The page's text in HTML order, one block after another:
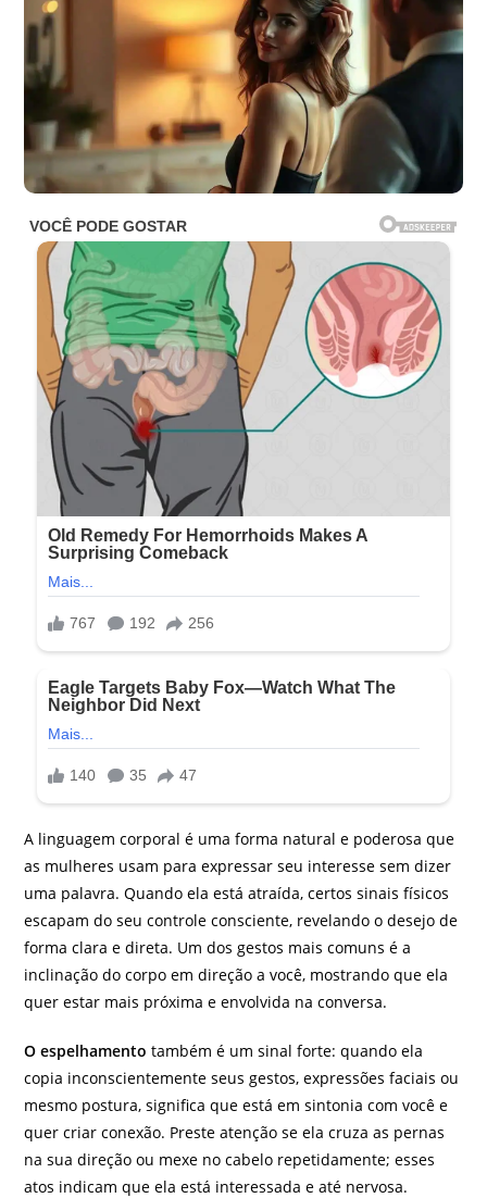
A linguagem corporal é uma forma natural e poderosa que
as mulheres usam para expressar seu interesse sem dizer
uma palavra. Quando ela está atraída, certos sinais físicos
escapam do seu controle consciente, revelando o desejo de
forma clara e direta. Um dos gestos mais comuns é a
inclinação do corpo em direção a você, mostrando que ela
quer estar mais próxima e envolvida na conversa.
O espelhamento também é um sinal forte: quando ela
copia inconscientemente seus gestos, expressões faciais ou
mesmo postura, significa que está em sintonia com você e
quer criar conexão. Preste atenção se ela cruza as pernas
na sua direção ou mexe no cabelo repetidamente; esses
atos indicam que ela está interessada e até nervosa.